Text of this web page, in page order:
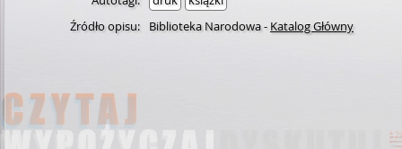
Źródło opisu:
Biblioteka Narodowa- Katalog Główny